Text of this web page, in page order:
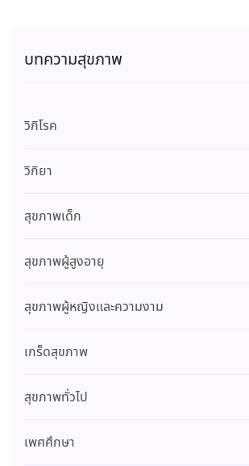
บทความสุขภาพ
วิกิโรค
วิกิยา
สุขภาพเด็ก
สุขภาพผู้สูงอายุ
สุขภาพผู้หญิงและความงาม
เกร็ดสุขภาพ
สุขภาพทั่วไป
เพศศึกษา